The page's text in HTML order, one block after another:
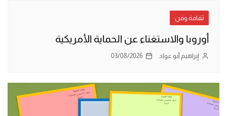
ثقافة وفن
أوروبا والاستغناء عن الحماية الأمريكية
إبراهيم أبو عواد 03/08/2026